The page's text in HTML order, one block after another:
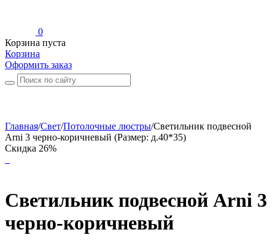
0
Корзина пуста
Корзина
Оформить заказ
Главная/Свет/Потолочные люстры/Светильник подвесной
Arni 3 черно-коричневый (Размер: д.40*35)
Скидка 26%
Светильник подвесной Arni 3
черно-коричневый